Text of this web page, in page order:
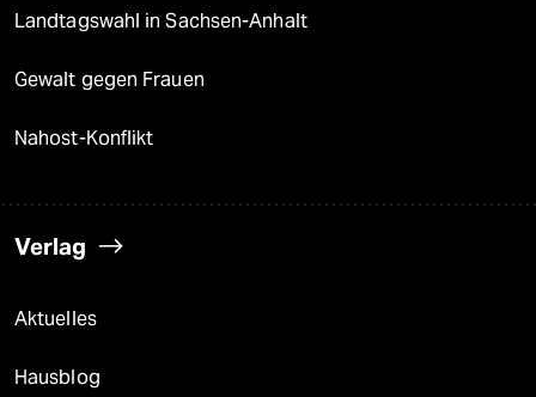
Landtagswahl in Sachsen-Anhalt
Gewalt gegen Frauen
Nahost-Konflikt
Verlag
Aktuelles
Hausblog